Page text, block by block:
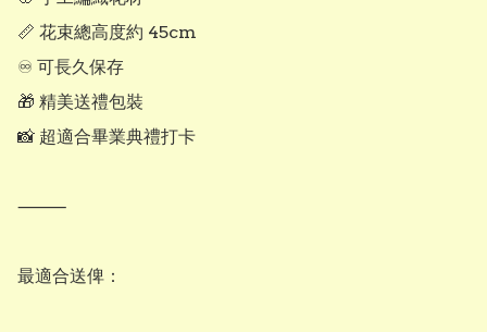
📏 花束總高度約 45cm
♾ 可長久保存
🎁 精美送禮包裝
📸 超適合畢業典禮打卡
⸻
最適合送俾：